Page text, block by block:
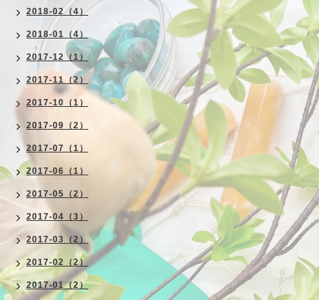
2018-02（4）
2018-01（4）
2017-12（1）
2017-11（2）
2017-10（1）
2017-09（2）
2017-07（1）
2017-06（1）
2017-05（2）
2017-04（3）
2017-03（2）
2017-02（2）
2017-01（2）